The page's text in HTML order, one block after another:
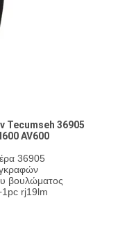
Tecumseh 36905
AV600
36905
βουλώματος
rj19lm